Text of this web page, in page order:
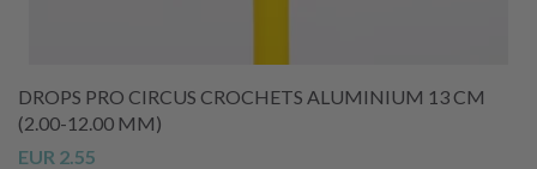
DROPS PRO CIRCUS CROCHETS ALUMINIUM 13 CM
(2.00-12.00 MM)
EUR 2.55